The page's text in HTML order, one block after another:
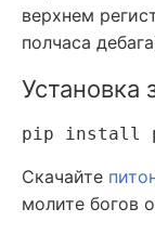
верхнем
полчаса
Установка
Скачайте
молите богов